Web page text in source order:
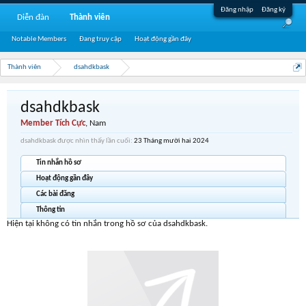
Đăng nhập Đăng ký
Thành viên dsahdkbask
dsahdkbask
Member Tích Cực, Nam
dsahdkbask được nhìn thấy lần cuối: 23 Tháng mười hai 2024
Tin nhắn hồ sơ
Hoạt động gần đây
Các bài đăng
Thông tin
Hiện tại không có tin nhắn trong hồ sơ của dsahdkbask.
Diễn đàn Thành viên
Notable Members Đang truy cập Hoạt động gần đây